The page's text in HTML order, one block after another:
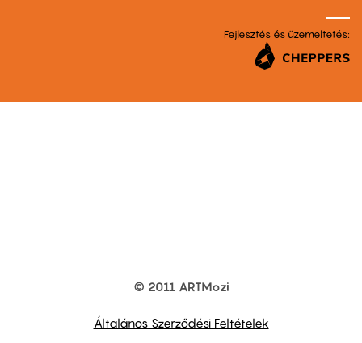
Fejlesztés és üzemeltetés:
© 2011 ARTMozi
Általános Szerződési Feltételek